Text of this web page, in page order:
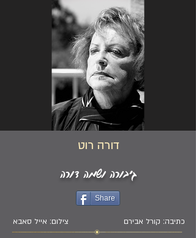
דורה רוט
גיבורה ושמה דורה
Share
צילום: אייל סאבא כתיבה: קורל אבירם